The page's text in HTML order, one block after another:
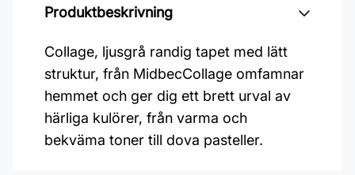
Produktbeskrivning
Collage, ljusgrå randig tapet med lätt
struktur, från MidbecCollage omfamnar
hemmet och ger dig ett brett urval av
härliga kulörer, från varma och
bekväma toner till dova pasteller.